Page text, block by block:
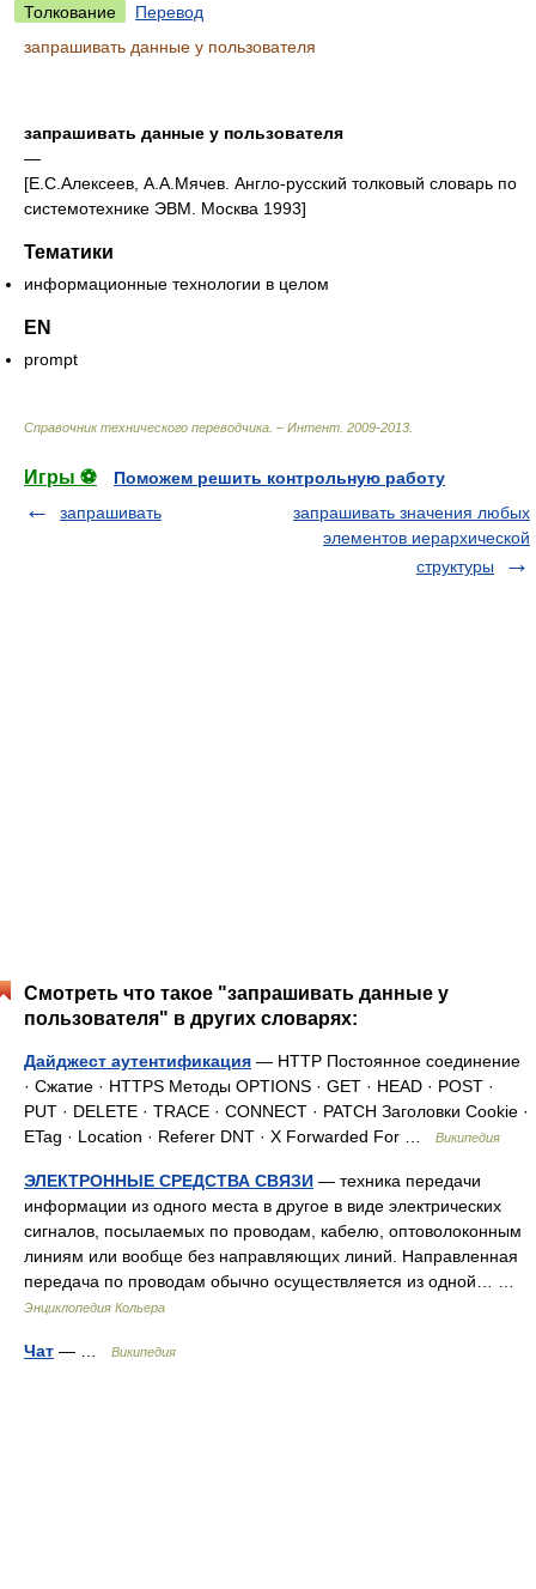
Толкование
Перевод
запрашивать данные у пользователя
запрашивать данные у пользователя
—
[Е.С.Алексеев, А.А.Мячев. Англо-русский толковый словарь по
системотехнике ЭВМ. Москва 1993]
Тематики
информационные технологии в целом
EN
prompt
Справочник технического переводчика. – Интент 2009-2013
Игры ⚽
Поможем решить контрольную работу
запрашивать
запрашивать значения любых
элементов иерархической
структуры
Смотреть что такое "запрашивать данные у
пользователя" в других словарях:
Дайджест аутентификация — HTTP Постоянное соединение
· Сжатие · HTTPS Методы OPTIONS · GET · HEAD · POST ·
PUT · DELETE · TRACE · CONNECT · PATCH Заголовки Cookie ·
ETag · Location · Referer DNT · X Forwarded For …
Википедия
ЭЛЕКТРОННЫЕ СРЕДСТВА СВЯЗИ — техника передачи
информации из одного места в другое в виде электрических
сигналов, посылаемых по проводам, кабелю, оптоволоконным
линиям или вообще без направляющих линий. Направленная
передача по проводам обычно осуществляется из одной… …
Энциклопедия Кольера
Чат — … Википедия